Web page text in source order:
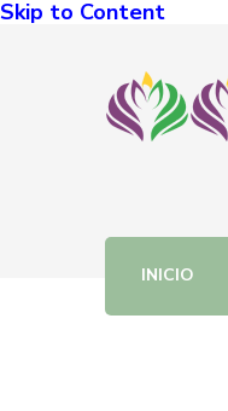
Skip to Content
INICIO